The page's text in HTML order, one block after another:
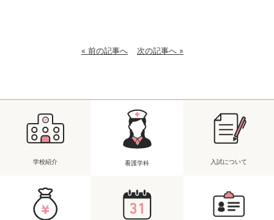
« 前の記事へ 次の記事へ »
学校紹介 看護学科 入試について